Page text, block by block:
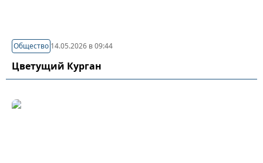
Общество 14.05.2026 в 09:44
Цветущий Курган